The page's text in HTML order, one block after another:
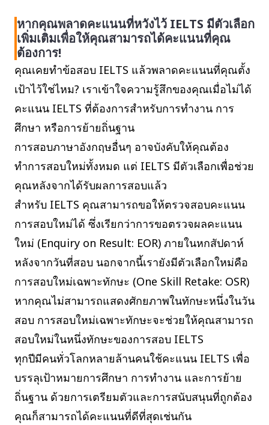
หากคุณพลาดคะแนนที่หวังไว้ IELTS มีตัวเลือก
เพิ่มเติมเพื่อให้คุณสามารถได้คะแนนที่คุณ
ต้องการ!
คุณเคยทำข้อสอบ IELTS แล้วพลาดคะแนนที่คุณตั้ง
เป้าไว้ใช่ไหม? เราเข้าใจความรู้สึกของคุณเมื่อไม่ได้
คะแนน IELTS ที่ต้องการสำหรับการทำงาน การ
ศึกษา หรือการย้ายถิ่นฐาน
การสอบภาษาอังกฤษอื่นๆ อาจบังคับให้คุณต้อง
ทำการสอบใหม่ทั้งหมด แต่ IELTS มีตัวเลือกเพื่อช่วย
คุณหลังจากได้รับผลการสอบแล้ว
สำหรับ IELTS คุณสามารถขอให้ตรวจสอบคะแนน
การสอบใหม่ได้ ซึ่งเรียกว่าการขอตรวจผลคะแนน
ใหม่ (Enquiry on Result: EOR) ภายในหกสัปดาห์
หลังจากวันที่สอบ นอกจากนี้เรายังมีตัวเลือกใหม่คือ
การสอบใหม่เฉพาะทักษะ (One Skill Retake: OSR)
หากคุณไม่สามารถแสดงศักยภาพในทักษะหนึ่งในวัน
สอบ การสอบใหม่เฉพาะทักษะจะช่วยให้คุณสามารถ
สอบใหม่ในหนึ่งทักษะของการสอบ IELTS
ทุกปีมีคนทั่วโลกหลายล้านคนใช้คะแนน IELTS เพื่อ
บรรลุเป้าหมายการศึกษา การทำงาน และการย้าย
ถิ่นฐาน ด้วยการเตรียมตัวและการสนับสนุนที่ถูกต้อง
คุณก็สามารถได้คะแนนที่ดีที่สุดเช่นกัน